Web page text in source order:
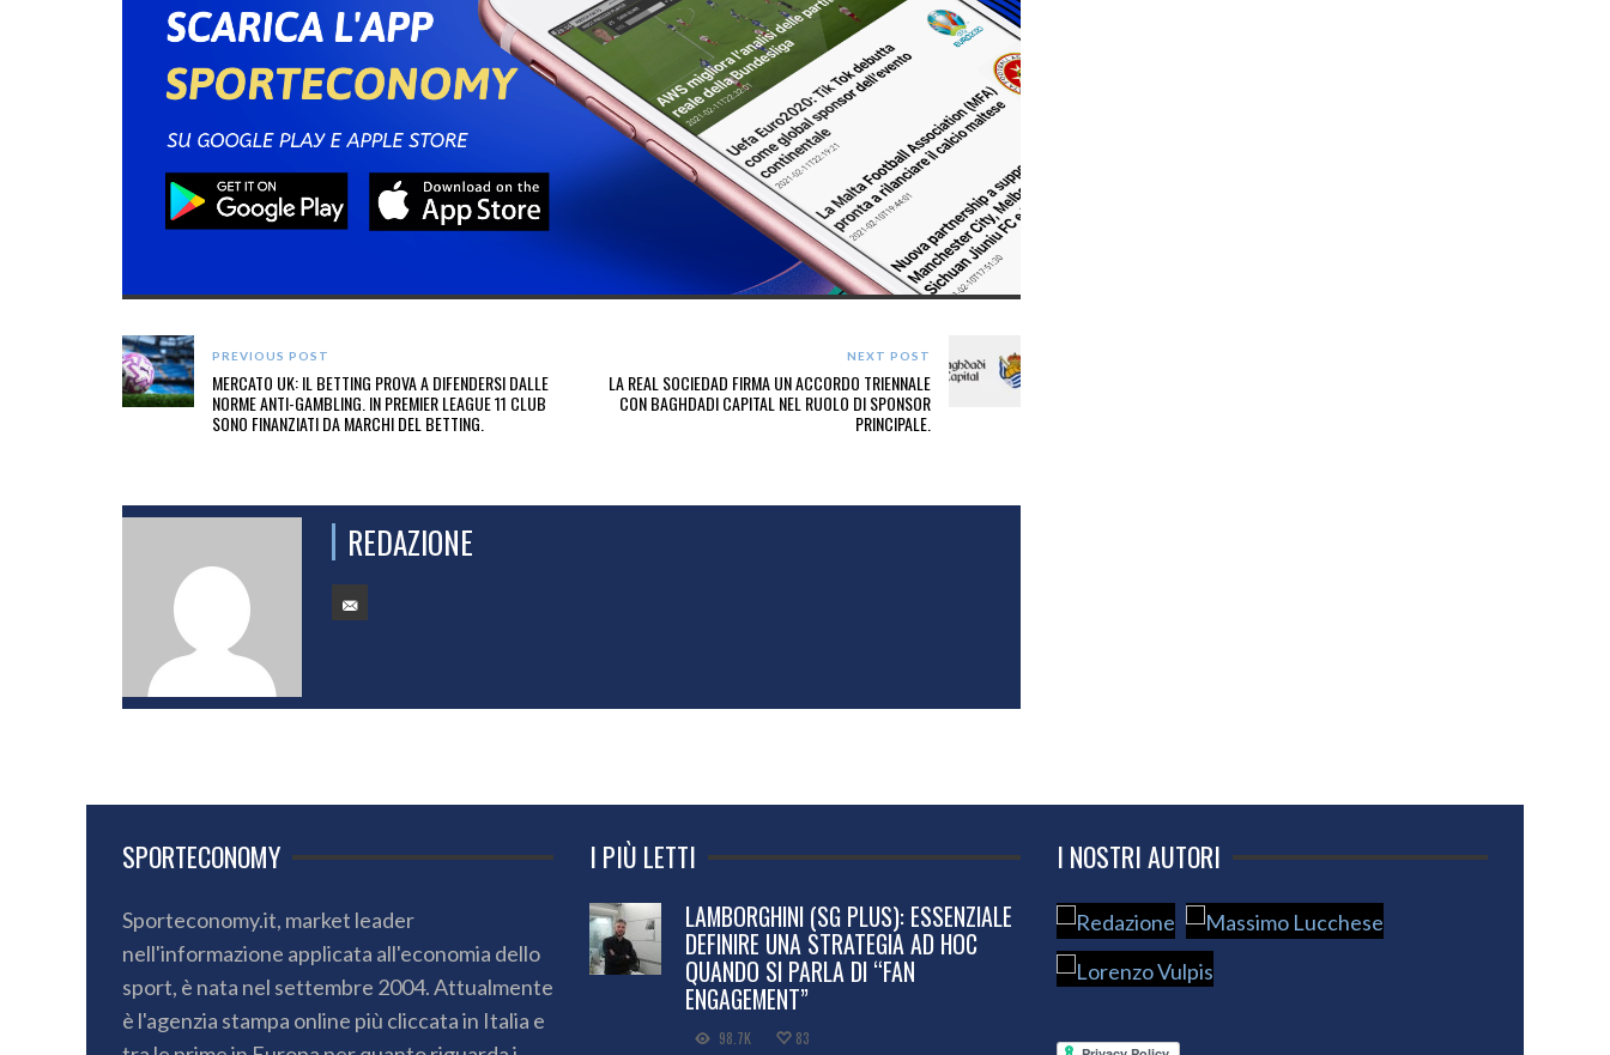
PREVIOUS POST
MERCATO UK: IL BETTING PROVA A DIFENDERSI DALLE
NORME ANTI-GAMBLING. IN PREMIER LEAGUE 11 CLUB
SONO FINANZIATI DA MARCHI DEL BETTING.
NEXT POST
LA REAL SOCIEDAD FIRMA UN ACCORDO TRIENNALE
CON BAGHDADI CAPITAL NEL RUOLO DI SPONSOR
PRINCIPALE.
REDAZIONE
SPORTECONOMY
Sporteconomy.it, market leader
nell'informazione applicata all'economia dello
sport, è nata nel settembre 2004. Attualmente
è l'agenzia stampa online più cliccata in Italia e
I PIÙ LETTI
LAMBORGHINI (SG PLUS): ESSENZIALE
DEFINIRE UNA STRATEGIA AD HOC
QUANDO SI PARLA DI “FAN
ENGAGEMENT”
98.7K 83
I NOSTRI AUTORI